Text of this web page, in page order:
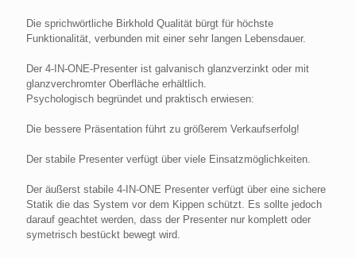
Die sprichwörtliche Birkhold Qualität bürgt für höchste
Funktionalität, verbunden mit einer sehr langen Lebensdauer.
Der 4-IN-ONE-Presenter ist galvanisch glanzverzinkt oder mit
glanzverchromter Oberfläche erhältlich.
Psychologisch begründet und praktisch erwiesen:
Die bessere Präsentation führt zu größerem Verkaufserfolg!
Der stabile Presenter verfügt über viele Einsatzmöglichkeiten.
Der äußerst stabile 4-IN-ONE Presenter verfügt über eine sichere
Statik die das System vor dem Kippen schützt. Es sollte jedoch
darauf geachtet werden, dass der Presenter nur komplett oder
symetrisch bestückt bewegt wird.